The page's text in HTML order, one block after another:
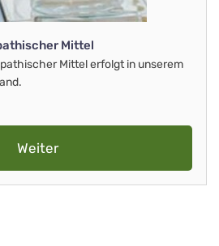
Mittel
Mittel erfolgt in unserem
Weiter